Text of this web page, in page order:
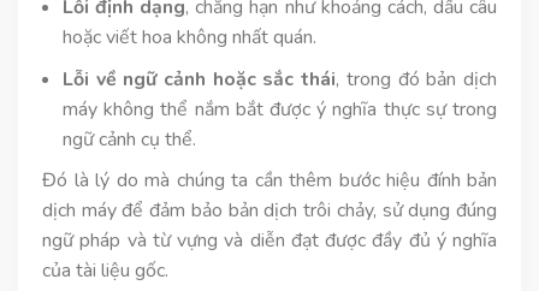
Lỗi định dạng, chẳng hạn như khoảng cách, dấu câu
hoặc viết hoa không nhất quán.
Lỗi về ngữ cảnh hoặc sắc thái, trong đó bản dịch
máy không thể nắm bắt được ý nghĩa thực sự trong
ngữ cảnh cụ thể.
Đó là lý do mà chúng ta cần thêm bước hiệu đính bản
dịch máy để đảm bảo bản dịch trôi chảy, sử dụng đúng
ngữ pháp và từ vựng và diễn đạt được đầy đủ ý nghĩa
của tài liệu gốc.